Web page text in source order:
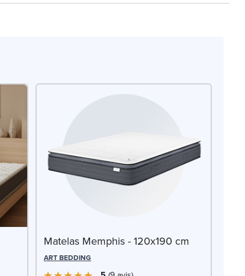
Matelas Memphis - 120x190 cm
ART BEDDING